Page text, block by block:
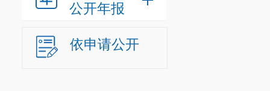
公开年报
依申请公开